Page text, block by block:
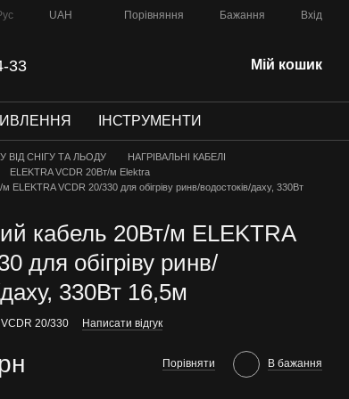
UAH Порівняння Бажання Вхід
33 Мій кошик
ІНСТРУМЕНТИ
ВІД СНІГУ ТА ЛЬОДУ
НАГРІВАЛЬНІ КАБЕЛІ
ELEKTRA VCDR 20Вт/м Elektra
ELEKTRA VCDR 20/330 для обігріву ринв/водостоків/даху, 330Вт
кабель 20Вт/м ELEKTRA
для обігріву ринв/
330Вт 16,5м
20/330 Написати відгук
Порівняти В бажання